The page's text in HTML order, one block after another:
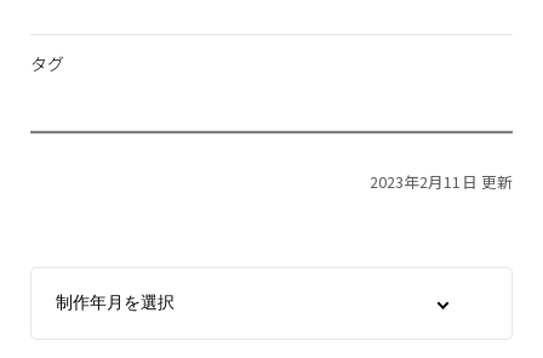
タグ
2023年2月11日 更新